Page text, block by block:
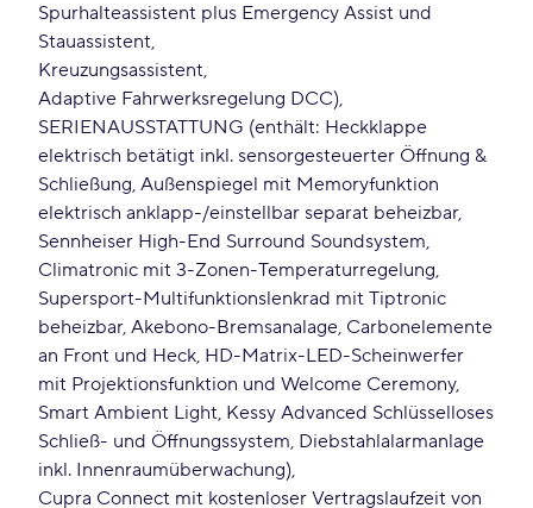
Spurhalteassistent plus Emergency Assist und
Stauassistent
Kreuzungsassistent
Adaptive Fahrwerksregelung DCC)
SERIENAUSSTATTUNG (enthält: Heckklappe
elektrisch betätigt inkl. sensorgesteuerter Öffnung &
Schließung, Außenspiegel mit Memoryfunktion
elektrisch anklapp-/einstellbar separat beheizbar,
Sennheiser High-End Surround Soundsystem,
Climatronic mit 3-Zonen-Temperaturregelung,
Supersport-Multifunktionslenkrad mit Tiptronic
beheizbar, Akebono-Bremsanalage, Carbonelemente
an Front und Heck, HD-Matrix-LED-Scheinwerfer
mit Projektionsfunktion und Welcome Ceremony,
Smart Ambient Light, Kessy Advanced Schlüsselloses
Schließ- und Öffnungssystem, Diebstahlalarmanlage
inkl. Innenraumüberwachung)
Cupra Connect mit kostenloser Vertragslaufzeit von